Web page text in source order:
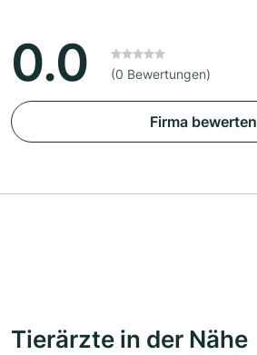
0.0 (0 Bewertungen)
Firma bewerten
Tierärzte in der Nähe